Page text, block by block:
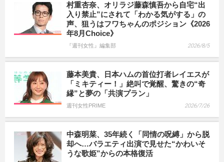
村重杏奈、オリラジ藤森慎吾から自宅“出
入り禁止”にされて「わかる気がする」の
声、狙うはフワちゃんのポジション《2026
年8月Choice》
『週刊女性』編集部 2026/8/5
藤本美貴、日本ハムの首位打者レイエスが
「ミキティー！」絶叫で覚醒、驚きの“奇
縁”と夢の「共演プラン」
週刊女性PRIME 2026/7/26
中森明菜、35年続く「同情の呪縛」から脱
却へ…バラエティ出演で見せた“かわいそ
うな歌姫”からの本格復活